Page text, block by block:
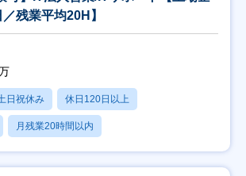
残業平均20H】
日祝休み 休日120日以上
月残業20時間以内